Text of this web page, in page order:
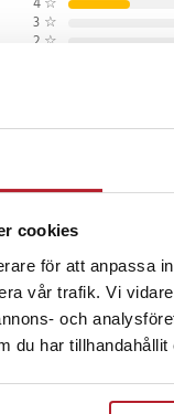
cookies
för att anpassa
vår trafik. Vi
och
du har
till en smidig
3 ☆
2 ☆
som den skall. Enda
• 2 år sedan